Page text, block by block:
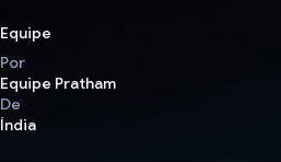
Equipe
Por
Equipe Pratham
De
Índia